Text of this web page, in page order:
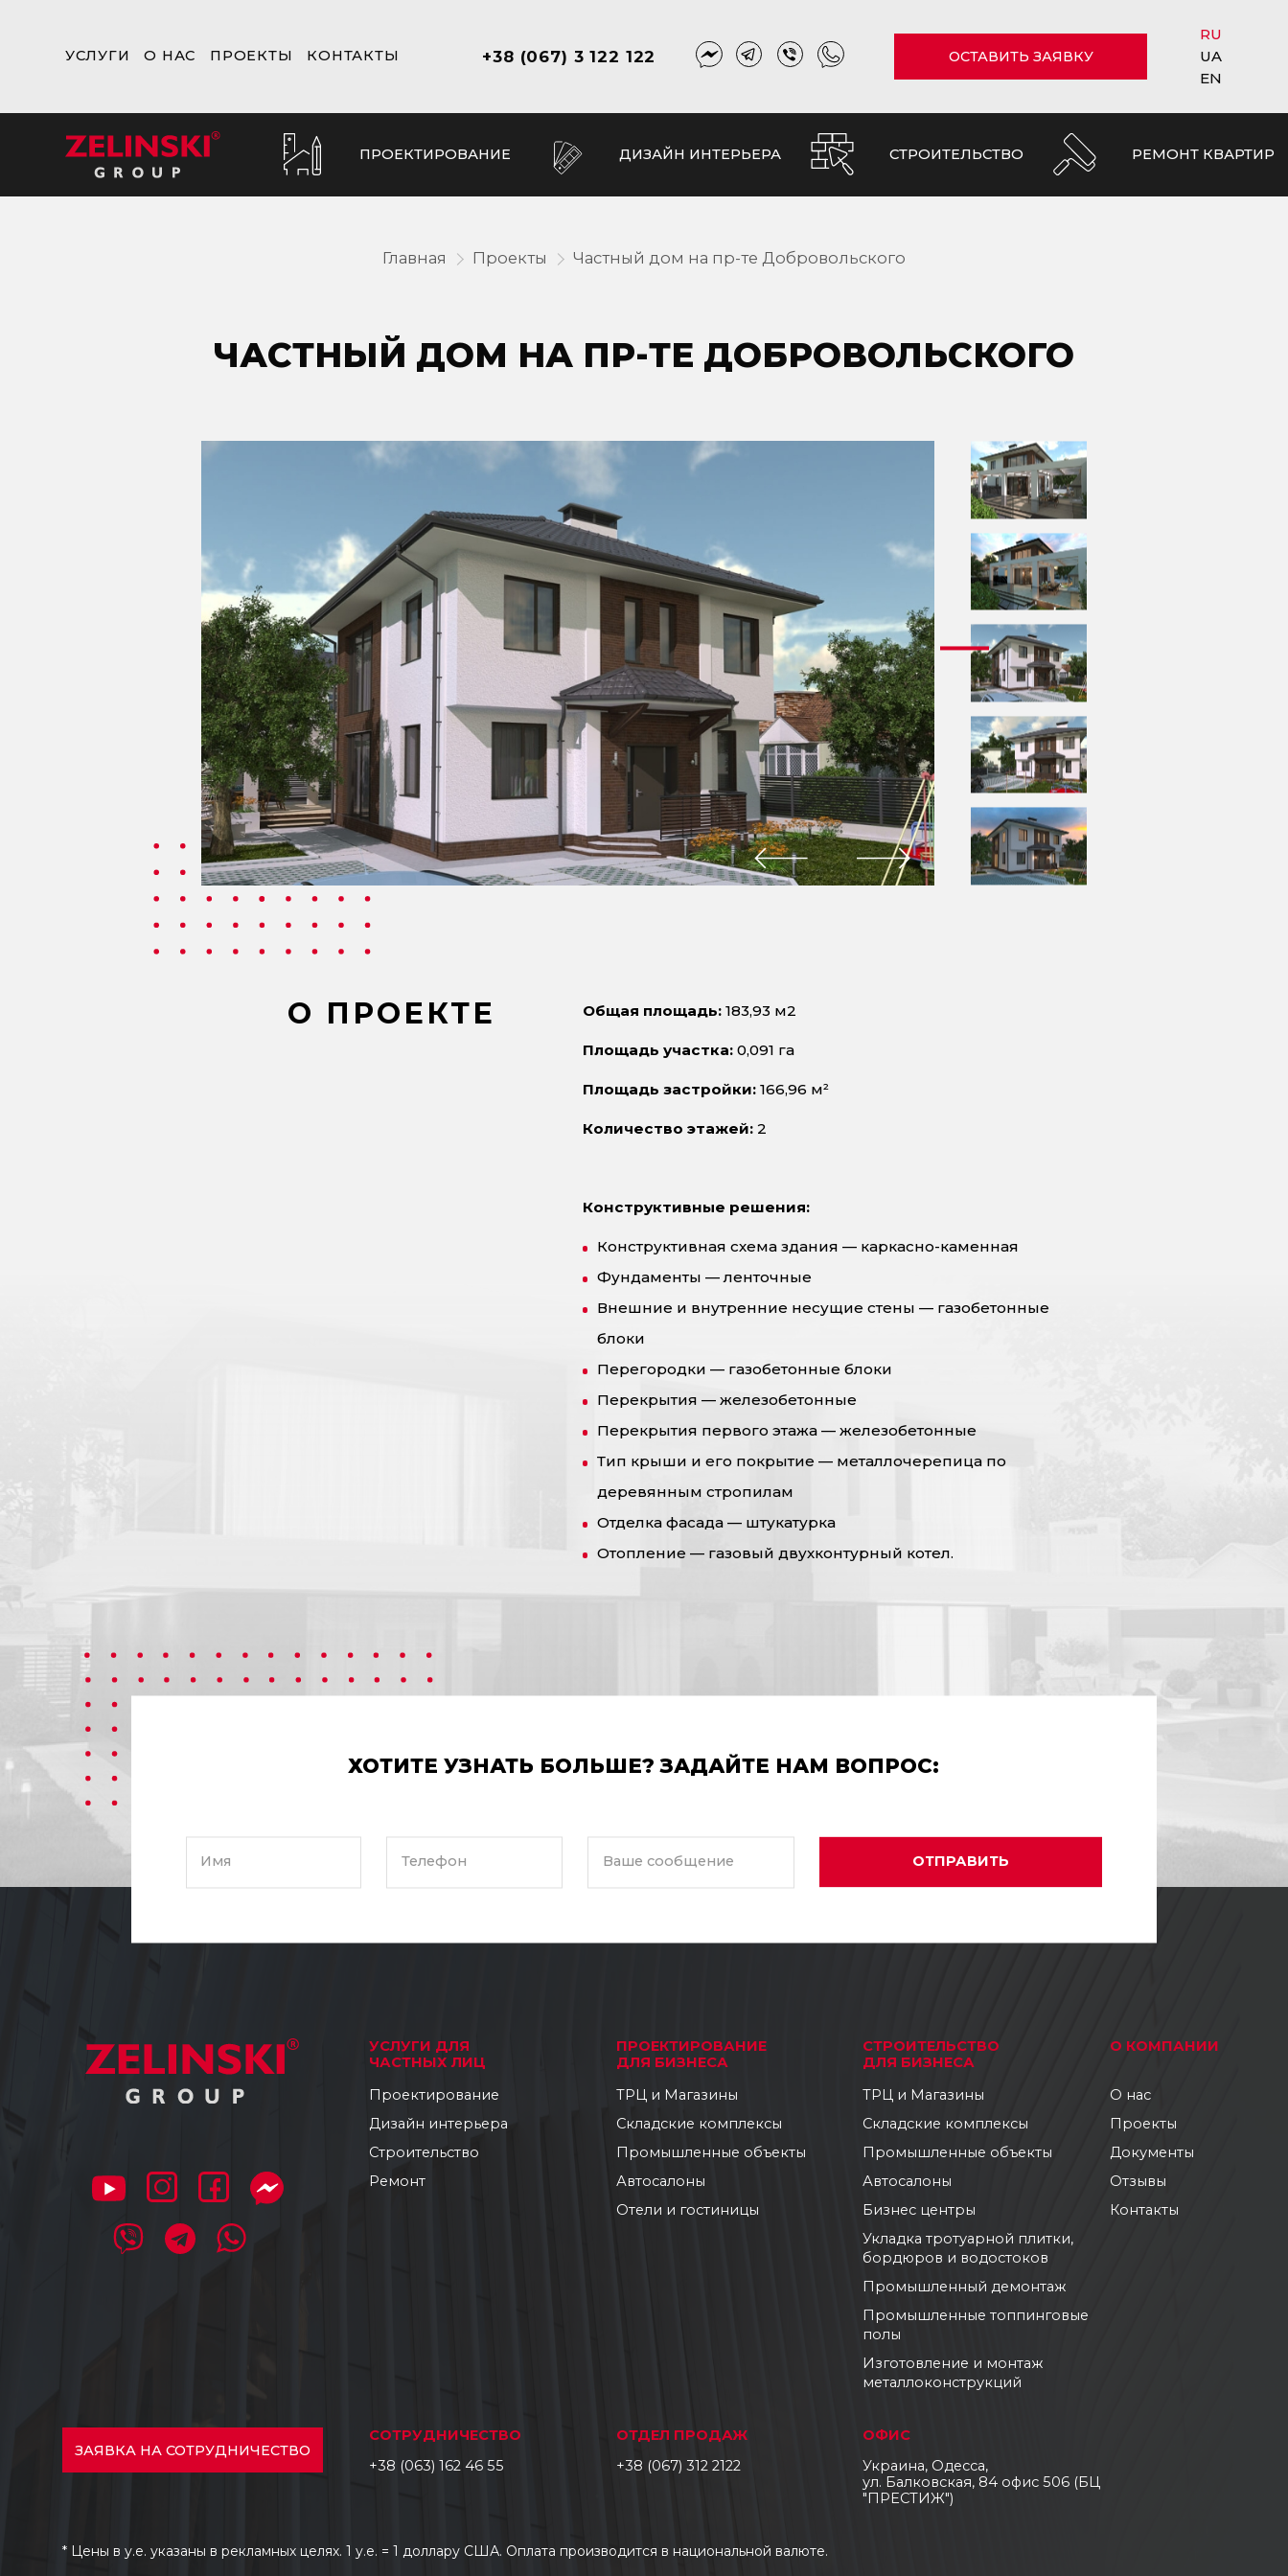
УСЛУГИ О НАС ПРОЕКТЫ КОНТАКТЫ +38 (067) 3 122 122 ОСТАВИТЬ ЗАЯВКУ
RU
UA
EN
ПРОЕКТИРОВАНИЕ ДИЗАЙН ИНТЕРЬЕРА СТРОИТЕЛЬСТВО РЕМОНТ КВАРТИР
Главная Проекты Частный дом на пр-те Добровольского
ЧАСТНЫЙ ДОМ НА ПР-ТЕ ДОБРОВОЛЬСКОГО
О ПРОЕКТЕ Общая площадь:183,93 м2
Площадь участка:0,091 га
Площадь застройки:166,96 м²
Количество этажей:2
Конструктивные решения:
Конструктивная схема здания — каркасно-каменная
Фундаменты — ленточные
Внешние и внутренние несущие стены — газобетонные
блоки
Перегородки — газобетонные блоки
Перекрытия — железобетонные
Перекрытия первого этажа — железобетонные
Тип крыши и его покрытие — металлочерепица по
деревянным стропилам
Отделка фасада — штукатурка
Отопление — газовый двухконтурный котел.
ХОТИТЕ УЗНАТЬ БОЛЬШЕ? ЗАДАЙТЕ НАМ ВОПРОС:
Имя Телефон Ваше сообщение ОТПРАВИТЬ
УСЛУГИ ДЛЯ
ЧАСТНЫХ ЛИЦ
Проектирование
Дизайн интерьера
Строительство
Ремонт
ПРОЕКТИРОВАНИЕ
ДЛЯ БИЗНЕСА
ТРЦ и Магазины
Складские комплексы
Промышленные объекты
Автосалоны
Отели и гостиницы
СТРОИТЕЛЬСТВО
ДЛЯ БИЗНЕСА
ТРЦ и Магазины
Складские комплексы
Промышленные объекты
Автосалоны
Бизнес центры
Укладка тротуарной плитки,
бордюров и водостоков
Промышленный демонтаж
Промышленные топпинговые
полы
Изготовление и монтаж
металлоконструкций
О КОМПАНИИ
О нас
Проекты
Документы
Отзывы
Контакты
ЗАЯВКА НА СОТРУДНИЧЕСТВО
СОТРУДНИЧЕСТВО
+38 (063) 162 46 55
ОТДЕЛ ПРОДАЖ
+38 (067) 312 2122
ОФИС
Украина, Одесса,
ул. Балковская, 84 офис 506 (БЦ
"ПРЕСТИЖ")
* Цены в у.е. указаны в рекламных целях. 1 у.е. = 1 доллару США. Оплата производится в национальной валюте.